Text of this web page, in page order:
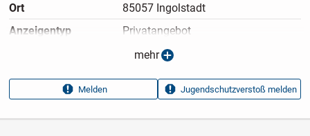
Ort
85057 Ingolstadt
Anzeigen­typ
Privatangebot
06.07.2026
Anzeigen­kennung
52b42c6f
Aufrufe dieser
22
mehr
Melden Jugendschutzverstoß melden